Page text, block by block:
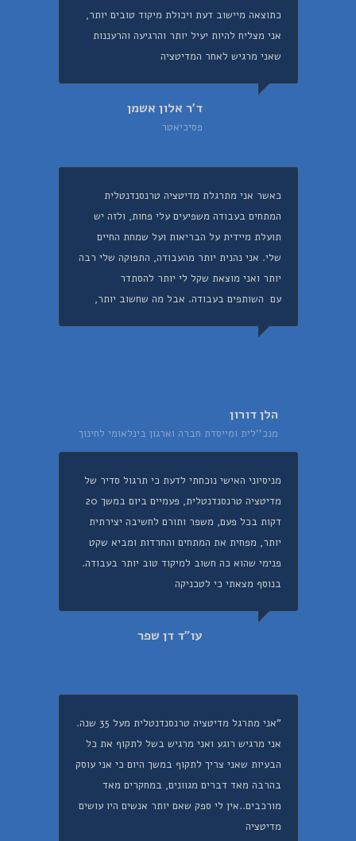
כתוצאה מיישוב דעת ויכולת מיקוד טובים יותר,
אני מצליח להיות יעיל יותר והרגיעה והרעננות
שאני מרגיש לאחר המדיטציה
ד'ר אלון אשמן
פסיכיאטר
כאשר אני מתרגלת מדיטציה טרנסנדנטלית
המתחים בעבודה משפיעים עלי פחות, ולזה יש
תועלת מיידית על הבריאות ועל שמחת החיים
שלי. אני נהנית יותר מהעבודה, התפוקה שלי רבה
יותר ואני מוצאת שקל לי יותר להסתדר
עם השותפים בעבודה. אבל מה שחשוב יותר,
הלן דורון
מנכ''לית ומייסדת חברה וארגון בינלאומי לחינוך
מניסיוני האישי נוכחתי לדעת כי תרגול סדיר של
מדיטציה טרנסנדנטלית, פעמיים ביום במשך 20
דקות בכל פעם, משפר ותורם לחשיבה יצירתית
יותר, מפחית את המתחים והחרדות ומביא שקט
פנימי שהוא כה חשוב למיקוד טוב יותר בעבודה.
בנוסף מצאתי כי לטכניקה
עו"ד דן שפר
"אני מתרגל מדיטציה טרנסנדנטלית מעל 35 שנה.
אני מרגיש רוגע ואני מרגיש בשל לתקוף את כל
הבעיות שאני צריך לתקוף במשך היום כי אני עוסק
בהרבה מאד דברים מגוונים, במחקרים מאד
מורכבים..אין לי ספק שאם יותר אנשים היו עושים
מדיטציה